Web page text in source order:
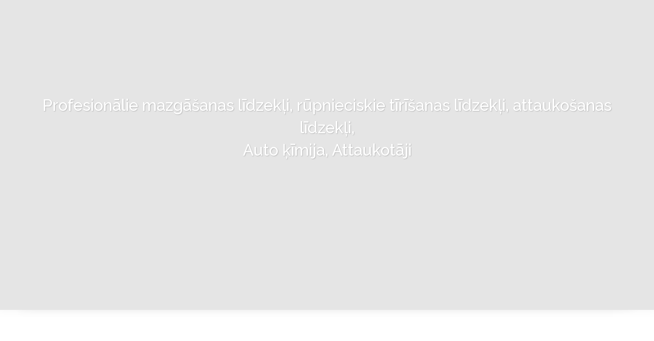
Profesionālie mazgāšanas līdzekļi, rūpnieciskie tīrīšanas līdzekļi, attaukošanas
līdzekļi,
Auto ķīmija, Attaukotāji